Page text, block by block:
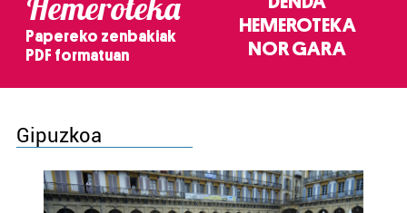
Papereko zenbakiak
PDF formatuan
HEMEROTEKA
NOR GARA
Gipuzkoa